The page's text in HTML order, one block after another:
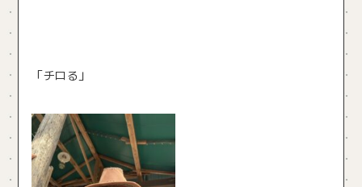
「チロる」